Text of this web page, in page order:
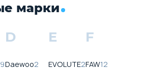
марки
D
Daewoo2
E
EVOLUTE2
F
FAW12